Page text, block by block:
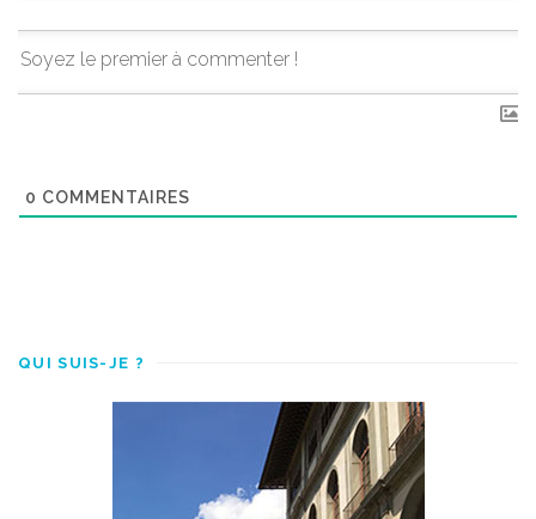
0 COMMENTAIRES
QUI SUIS-JE ?